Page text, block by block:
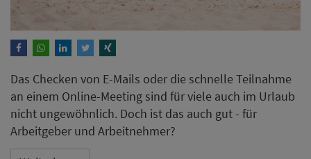
Das Checken von E-Mails oder die schnelle Teilnahme
an einem Online-Meeting sind für viele auch im Urlaub
nicht ungewöhnlich. Doch ist das auch gut - für
Arbeitgeber und Arbeitnehmer?